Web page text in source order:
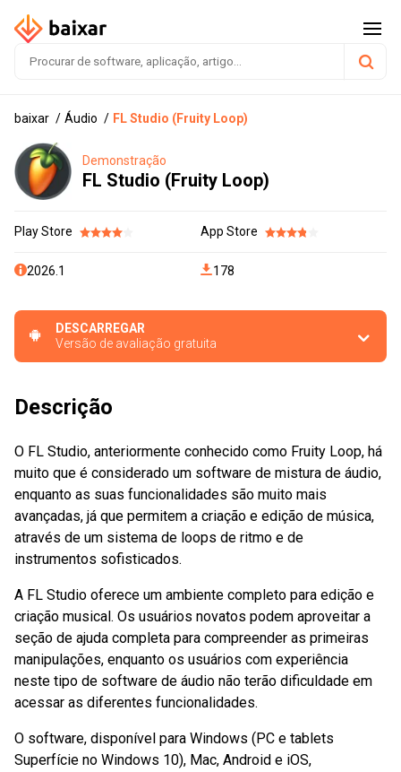
baixar Áudio FL Studio (Fruity Loop)
Demonstração
FL Studio (Fruity Loop)
Play Store App Store
2026.1 178
DESCARREGAR
Versão de avaliação gratuita
Descrição
O FL Studio, anteriormente conhecido como Fruity Loop, há
muito que é considerado um software de mistura de áudio,
enquanto as suas funcionalidades são muito mais
avançadas, já que permitem a criação e edição de música,
através de um sistema de loops de ritmo e de
instrumentos sofisticados.
A FL Studio oferece um ambiente completo para edição e
criação musical. Os usuários novatos podem aproveitar a
seção de ajuda completa para compreender as primeiras
manipulações, enquanto os usuários com experiência
neste tipo de software de áudio não terão dificuldade em
acessar as diferentes funcionalidades.
O software, disponível para Windows (PC e tablets
Superfície no Windows 10), Mac, Android e iOS,